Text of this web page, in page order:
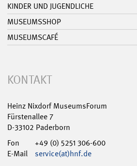
KINDER UND JUGENDLICHE
MUSEUMSSHOP
MUSEUMSCAFÉ
KONTAKT
Heinz Nixdorf MuseumsForum
Fürstenallee 7
D-33102 Paderborn
Fon
+49 (0) 5251 306-600
E-Mail
service(at)hnf.de